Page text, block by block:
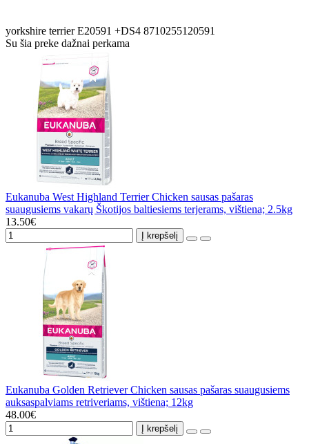
yorkshire terrier E20591 +DS4 8710255120591
Su šia preke dažnai perkama
Eukanuba West Highland Terrier Chicken sausas pašaras
suaugusiems vakarų Škotijos baltiesiems terjerams, vištiena; 2.5kg
13.50€
Į krepšelį
Eukanuba Golden Retriever Chicken sausas pašaras suaugusiems
auksaspalviams retriveriams, vištiena; 12kg
48.00€
Į krepšelį